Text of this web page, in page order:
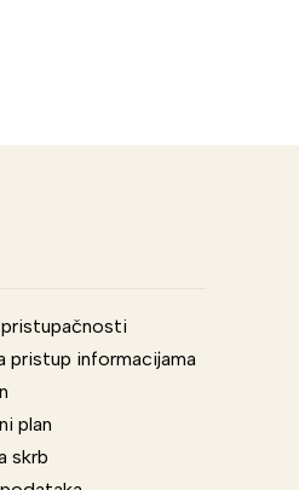
pristupačnosti
pristup informacijama
plan
skrb